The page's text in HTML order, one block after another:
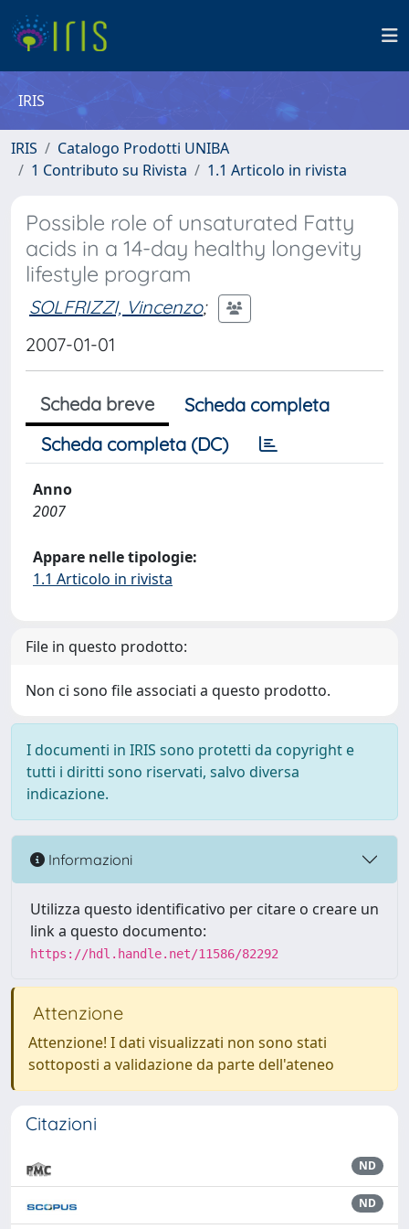
IRIS
IRIS
Catalogo Prodotti UNIBA
1 Contributo su Rivista
1.1 Articolo in rivista
Possible role of unsaturated Fatty
acids in a 14-day healthy longevity
lifestyle program
SOLFRIZZI, Vincenzo;
2007-01-01
Scheda breve
Scheda completa
Scheda completa (DC)
Anno
2007
Appare nelle tipologie:
1.1 Articolo in rivista
File in questo prodotto:
Non ci sono file associati a questo prodotto.
I documenti in IRIS sono protetti da copyright e
tutti i diritti sono riservati, salvo diversa
indicazione.
Informazioni
Utilizza questo identificativo per citare o creare un
link a questo documento:
https://hdl.handle.net/11586/82292
Attenzione
Attenzione! I dati visualizzati non sono stati
sottoposti a validazione da parte dell'ateneo
Citazioni
ND
ND